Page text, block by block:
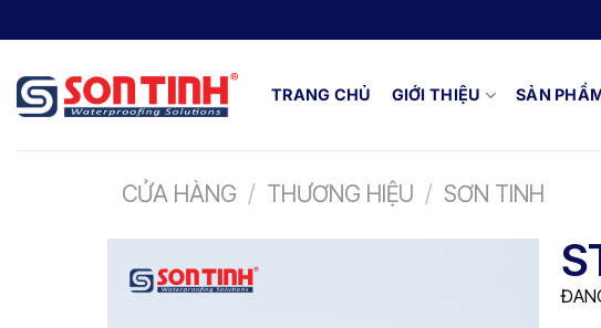
TRANG CHỦ GIỚI THIỆU SẢN
CỬA HÀNG / THƯƠNG HIỆU / SƠN TINH